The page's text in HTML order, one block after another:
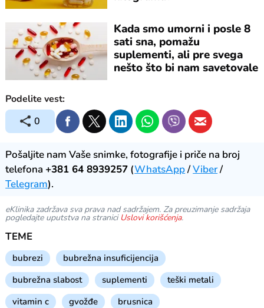
Kada smo umorni i posle 8
sati sna, pomažu
suplementi, ali pre svega
nešto što bi nam savetovale
Podelite vest:
0
Pošaljite nam Vaše snimke, fotografije i priče na broj
telefona +381 64 8939257 (WhatsApp/Viber/
Telegram).
eKlinika zadržava sva prava nad sadržajem. Za preuzimanje sadržaja
pogledajte uputstva na stranici Uslovi korišćenja.
TEME
bubrezi
bubrežna insuficijencija
bubrežna slabost
suplementi
teški metali
vitamin c
gvožđe brusnica